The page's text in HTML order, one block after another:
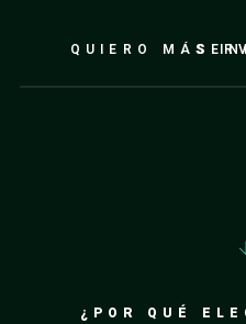
QUIERO MÁS
¿POR QUÉ